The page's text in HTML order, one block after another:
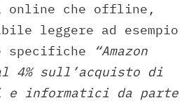
online che offline,
leggere ad esempio
specifiche “Amazon
4% sull’acquisto di
e informatici da parte